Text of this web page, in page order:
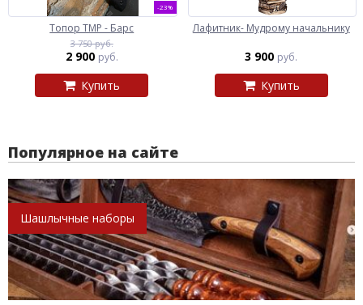
-23%
Топор ТМР - Барс
3 750 руб.
2 900 руб.
Купить
Лафитник- Мудрому начальнику
3 900 руб.
Купить
Популярное на сайте
Шашлычные наборы